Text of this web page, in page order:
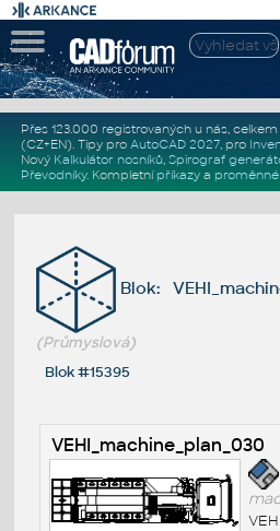
Přes 123.000 registrovaných u nás, celkem
(CZ+EN). Tipy pro AutoCAD 2027, pro
Nový Kalkulátor nosníků, Spirograf
Převodníky. Kompletní příkazya
Blok:
(Průmyslová)
Blok #15395
VEHI_machine_plan_030